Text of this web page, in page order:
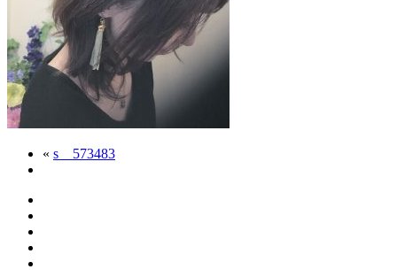
« s__573483